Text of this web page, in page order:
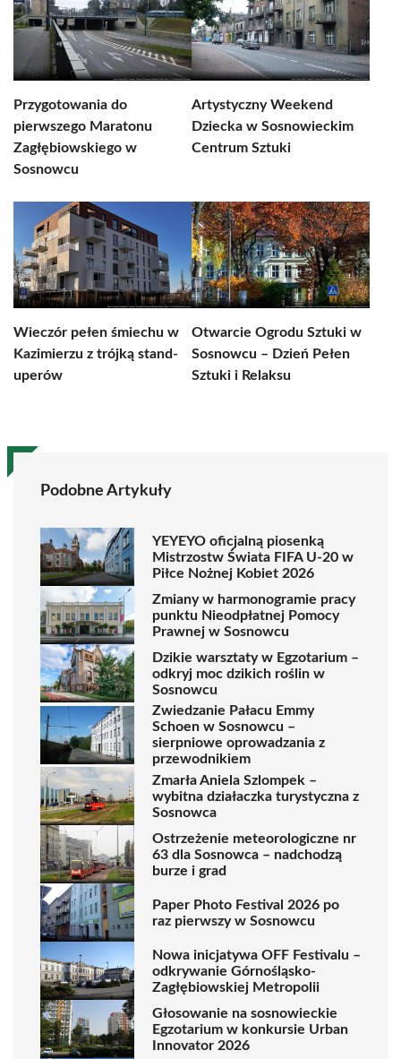
Przygotowania do
pierwszego Maratonu
Zagłębiowskiego w
Sosnowcu
Artystyczny Weekend
Dziecka w Sosnowieckim
Centrum Sztuki
Wieczór pełen śmiechu w
Kazimierzu z trójką stand-
uperów
Otwarcie Ogrodu Sztuki w
Sosnowcu – Dzień Pełen
Sztuki i Relaksu
Podobne Artykuły
YEYEYO oficjalną piosenką
Mistrzostw Świata FIFA U-20 w
Piłce Nożnej Kobiet 2026
Zmiany w harmonogramie pracy
punktu Nieodpłatnej Pomocy
Prawnej w Sosnowcu
Dzikie warsztaty w Egzotarium –
odkryj moc dzikich roślin w
Sosnowcu
Zwiedzanie Pałacu Emmy
Schoen w Sosnowcu –
sierpniowe oprowadzania z
przewodnikiem
Zmarła Aniela Szlompek –
wybitna działaczka turystyczna z
Sosnowca
Ostrzeżenie meteorologiczne nr
63 dla Sosnowca – nadchodzą
burze i grad
Paper Photo Festival 2026 po
raz pierwszy w Sosnowcu
Nowa inicjatywa OFF Festivalu –
odkrywanie Górnośląsko-
Zagłębiowskiej Metropolii
Głosowanie na sosnowieckie
Egzotarium w konkursie Urban
Innovator 2026